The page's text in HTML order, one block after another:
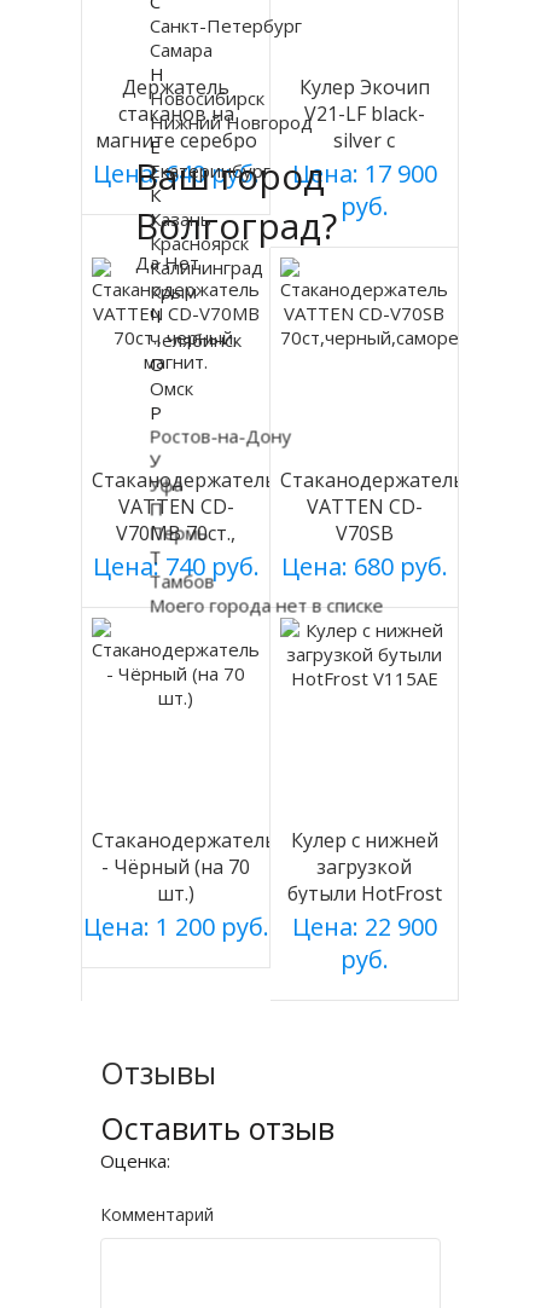
Держатель
стаканов на
магните серебро
Цена: 640 руб.
Кулер Экочип
V21-LF black-
silver с
холодильником
Цена: 17 900
руб.
Стаканодержатель
VATTEN CD-
V70MB 70ст.,
черный, магнит.
Цена: 740 руб.
Стаканодержатель
VATTEN CD-
V70SB
70ст,черный,саморезы
Цена: 680 руб.
Стаканодержатель
- Чёрный (на 70
шт.)
Цена: 1 200 руб.
Кулер с нижней
загрузкой
бутыли HotFrost
V115AE
Цена: 22 900
руб.
Отзывы
Оставить отзыв
Оценка:
Комментарий
Ваш город
Волгоград?
Да Нет
Санкт-Петербург
Самара
Н
Новосибирск
Нижний Новгород
Е
Екатеринбург
К
Казань
Красноярск
Калининград
Крым
Ч
Челябинск
О
Омск
Р
Ростов-на-Дону
У
Уфа
П
Пермь
Т
Тамбов
Моего города нет в списке